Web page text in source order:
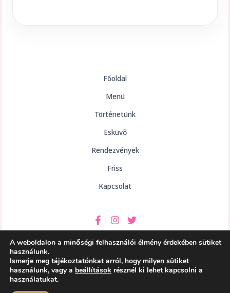
Főoldal
Menü
Történetünk
Esküvő
Rendezvények
Friss
Kapcsolat
Copyright © 2026 aHely Étterem
A weboldalon a minőségi felhasználói élmény érdekében sütiket
használunk.
Ismerje meg tájékoztatónkat arról, hogy milyen sütiket
használunk, vagy a beállítások résznél ki lehet kapcsolni a
használatukat.